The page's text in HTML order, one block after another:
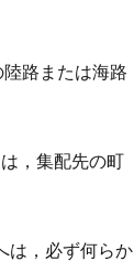
路または海路
，集配先の町
は，必ず何らか